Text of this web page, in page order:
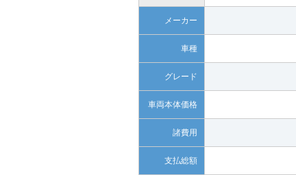
メーカー
車種
グレード
車両本体価格
諸費用
支払総額